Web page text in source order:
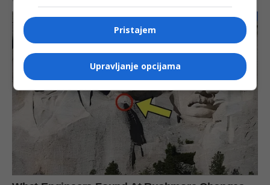
Pristajem
Upravljanje opcijama